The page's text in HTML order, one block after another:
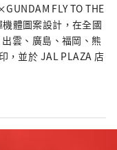
FLY TO THE
體圖案設計，在全國
雲、廣島、福岡、熊
，並於 JAL PLAZA 店